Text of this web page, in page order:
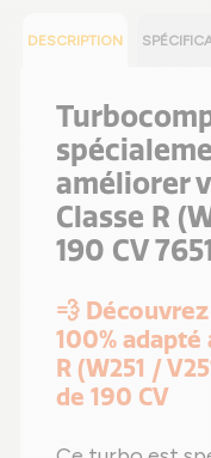
DESCRIPTION
améliorer
Classe R
190 CV
💨
100% adapté
R (W251 /
de 190 CV